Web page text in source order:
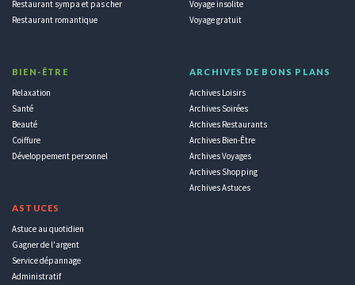
Restaurant sympa et pas cher
Restaurant romantique
BIEN-ÊTRE
Relaxation
Santé
Beauté
Coiffure
Développement personnel
ASTUCES
Astuce au quotidien
Gagner de l'argent
Service dépannage
Administratif
Voyage insolite
Voyage gratuit
ARCHIVES DE BONS PLANS
Archives Loisirs
Archives Soirées
Archives Restaurants
Archives Bien-Être
Archives Voyages
Archives Shopping
Archives Astuces